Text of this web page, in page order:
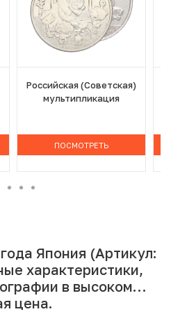
Российская (Советская)
мультипликация
ПОСМОТРЕТЬ
Япония (Артикул:
характеристики,
в высоком
цена.